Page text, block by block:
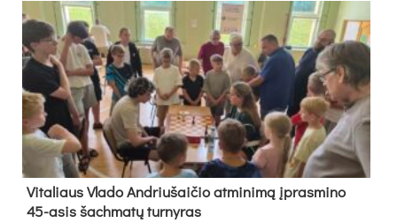
Vi­ta­liaus Vla­do And­riu­šai­čio at­mi­ni­mą įpras­mi­no
45-asis šach­ma­tų tur­ny­ras